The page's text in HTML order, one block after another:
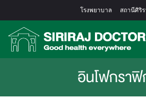
โรงพยาบาล สถานีศิริ
อินโฟกรา